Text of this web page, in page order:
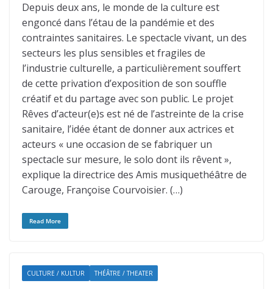
Depuis deux ans, le monde de la culture est
engoncé dans l’étau de la pandémie et des
contraintes sanitaires. Le spectacle vivant, un des
secteurs les plus sensibles et fragiles de
l’industrie culturelle, a particulièrement souffert
de cette privation d’exposition de son souffle
créatif et du partage avec son public. Le projet
Rêves d’acteur(e)s est né de l’astreinte de la crise
sanitaire, l’idée étant de donner aux actrices et
acteurs « une occasion de se fabriquer un
spectacle sur mesure, le solo dont ils rêvent »,
explique la directrice des Amis musiquethéâtre de
Carouge, Françoise Courvoisier. (…)
Read More
CULTURE / KULTUR THÉÂTRE / THEATER